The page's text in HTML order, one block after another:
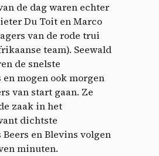
de dag waren echter
Du Toit en Marco
van de rode trui
team). Seewald
de snelste
mogen ook morgen
van start gaan. Ze
zaak in het
dichtste
en Blevins volgen
minuten.